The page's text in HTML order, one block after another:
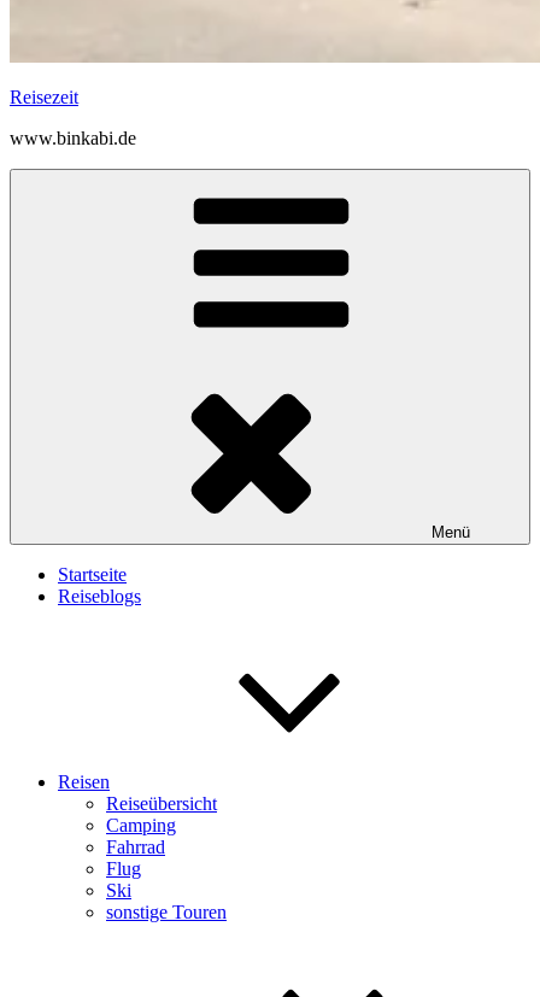
Reisezeit
www.binkabi.de
Menü
Startseite
Reiseblogs
Reisen
Reiseübersicht
Camping
Fahrrad
Flug
Ski
sonstige Touren